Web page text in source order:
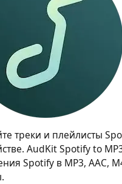
треки и плейлисты
AudKit Spotify to
Spotify в MP3, AAC,